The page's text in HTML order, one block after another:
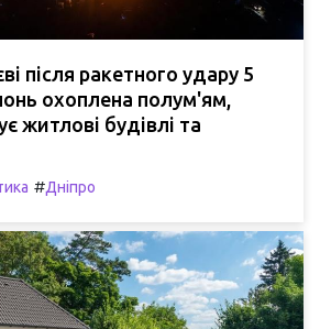
після ракетного удару 5
охоплена полум'ям,
житлові будівлі та
#Дніпро